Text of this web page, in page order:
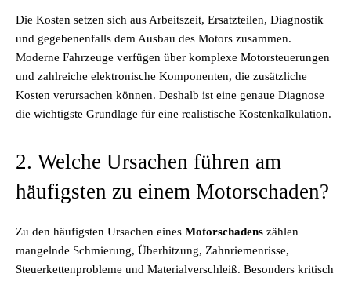
Die Kosten setzen sich aus Arbeitszeit, Ersatzteilen, Diagnostik
und gegebenenfalls dem Ausbau des Motors zusammen.
Moderne Fahrzeuge verfügen über komplexe Motorsteuerungen
und zahlreiche elektronische Komponenten, die zusätzliche
Kosten verursachen können. Deshalb ist eine genaue Diagnose
die wichtigste Grundlage für eine realistische Kostenkalkulation.
2. Welche Ursachen führen am
häufigsten zu einem Motorschaden?
Zu den häufigsten Ursachen eines Motorschadens zählen
mangelnde Schmierung, Überhitzung, Zahnriemenrisse,
Steuerkettenprobleme und Materialverschleiß. Besonders kritisch